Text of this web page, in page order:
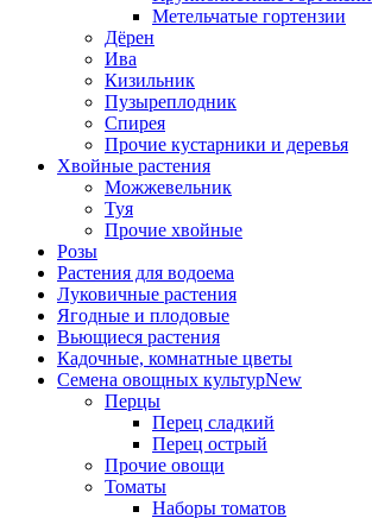
Метельчатые гортензии
Дёрен
Ива
Кизильник
Пузыреплодник
Спирея
Прочие кустарники и деревья
Хвойные растения
Можжевельник
Туя
Прочие хвойные
Розы
Растения для водоема
Луковичные растения
Ягодные и плодовые
Вьющиеся растения
Кадочные, комнатные цветы
Семена овощных культурNew
Перцы
Перец сладкий
Перец острый
Прочие овощи
Томаты
Наборы томатов